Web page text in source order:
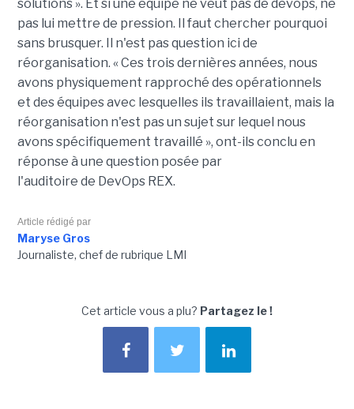
solutions ». Et si une équipe ne veut pas de devops, ne
pas lui mettre de pression. Il faut chercher pourquoi
sans brusquer. Il n'est pas question ici de
réorganisation. « Ces trois dernières années, nous
avons physiquement rapproché des opérationnels
et des équipes avec lesquelles ils travaillaient, mais la
réorganisation n'est pas un sujet sur lequel nous
avons spécifiquement travaillé », ont-ils conclu en
réponse à une question posée par
l'auditoire de DevOps REX.
Article rédigé par
Maryse Gros
Journaliste, chef de rubrique LMI
Cet article vous a plu? Partagez le !